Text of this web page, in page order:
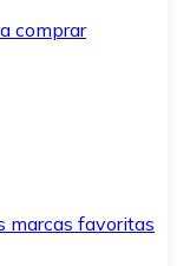
comprar
marcas favoritas